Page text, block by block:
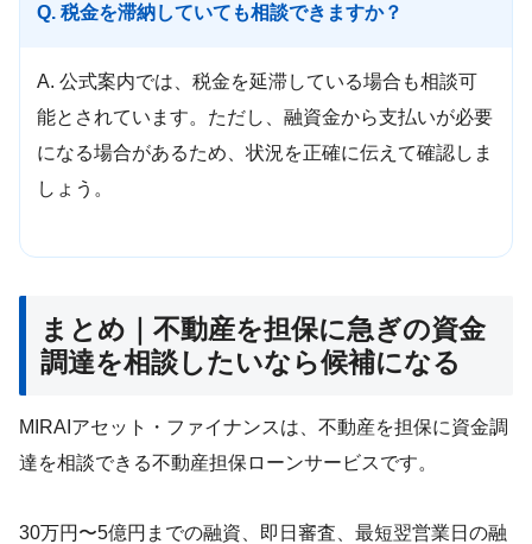
Q. 税金を滞納していても相談できますか？
A. 公式案内では、税金を延滞している場合も相談可
能とされています。ただし、融資金から支払いが必要
になる場合があるため、状況を正確に伝えて確認しま
しょう。
まとめ｜不動産を担保に急ぎの資金
調達を相談したいなら候補になる
MIRAIアセット・ファイナンスは、不動産を担保に資金調
達を相談できる不動産担保ローンサービスです。
30万円〜5億円までの融資、即日審査、最短翌営業日の融